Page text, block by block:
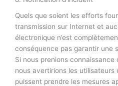
Quels que soient les efforts
transmission sur Internet et
électronique n’est
conséquence pas garantir une
Si nous prenions connaissance
nous avertirions les utilisateurs
puissent prendre les mesures